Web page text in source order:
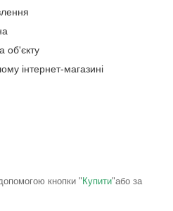
об'єкту
інтернет-магазині
кнопки " Купити"або за